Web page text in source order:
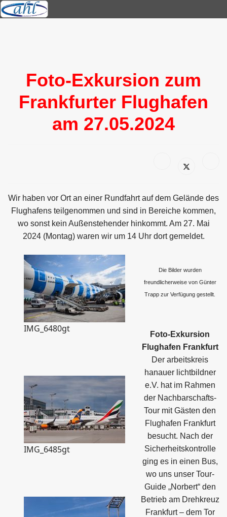
Foto-Exkursion zum
Frankfurter Flughafen
am 27.05.2024
Wir haben vor Ort an einer Rundfahrt auf dem Gelände des
Flughafens teilgenommen und sind in Bereiche kommen,
wo sonst kein Außenstehender hinkommt. Am 27. Mai
2024 (Montag) waren wir um 14 Uhr dort gemeldet.
IMG_6480gt
IMG_6485gt
Die Bilder wurden
freundlicherweise von Günter
Trapp zur Verfügung gestellt.
Foto-Exkursion
Flughafen Frankfurt
Der arbeitskreis
hanauer lichtbildner
e.V. hat im Rahmen
der Nachbarschafts-
Tour mit Gästen den
Flughafen Frankfurt
besucht. Nach der
Sicherheitskontrolle
ging es in einen Bus,
wo uns unser Tour-
Guide „Norbert“ den
Betrieb am Drehkreuz
Frankfurt – dem Tor